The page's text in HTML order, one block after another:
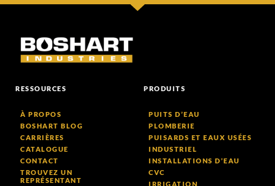
RESSOURCES
À PROPOS
BOSHART BLOG
CARRIÈRES
CATALOGUE
CONTACT
TROUVEZ UN
REPRÉSENTANT
PRODUITS
PUITS D’EAU
PLOMBERIE
PUISARDS ET EAUX USÉES
INDUSTRIEL
INSTALLATIONS D’EAU
CVC
IRRIGATION